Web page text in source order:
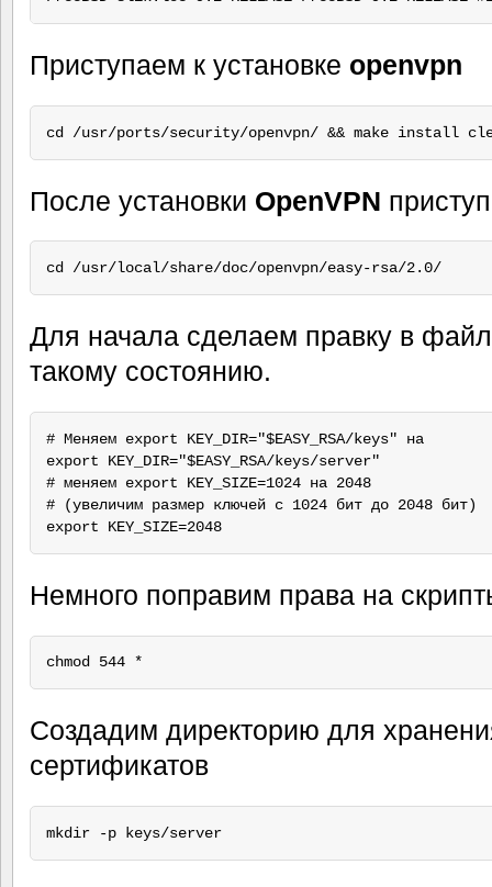
Приступаем к установке openvpn
После установки OpenVPN
cd /usr/local/share/doc/openvpn/easy-rsa/2.0/
Для начала сделаем правку в
такому состоянию.
# Меняем export KEY_DIR="$EASY_RSA/keys" на
export KEY_DIR="$EASY_RSA/keys/server"
# меняем export KEY_SIZE=1024 на 2048
# (увеличим размер ключей с 1024 бит до 2048 бит)
export KEY_SIZE=2048
Немного поправим права на
Создадим директорию для
сертификатов
mkdir -p keys/server